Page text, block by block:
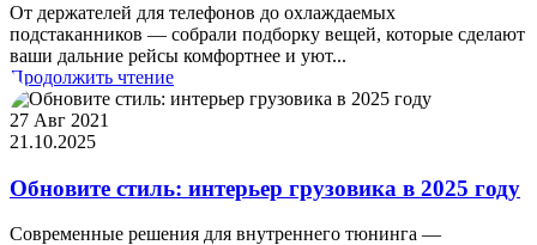
От держателей для телефонов до охлаждаемых
подстаканников — собрали подборку вещей, которые сделают
ваши дальние рейсы комфортнее и уют...
Продолжить чтение
27 Авг 2021
21.10.2025
Обновите стиль: интерьер грузовика в 2025 году
Современные решения для внутреннего тюнинга —